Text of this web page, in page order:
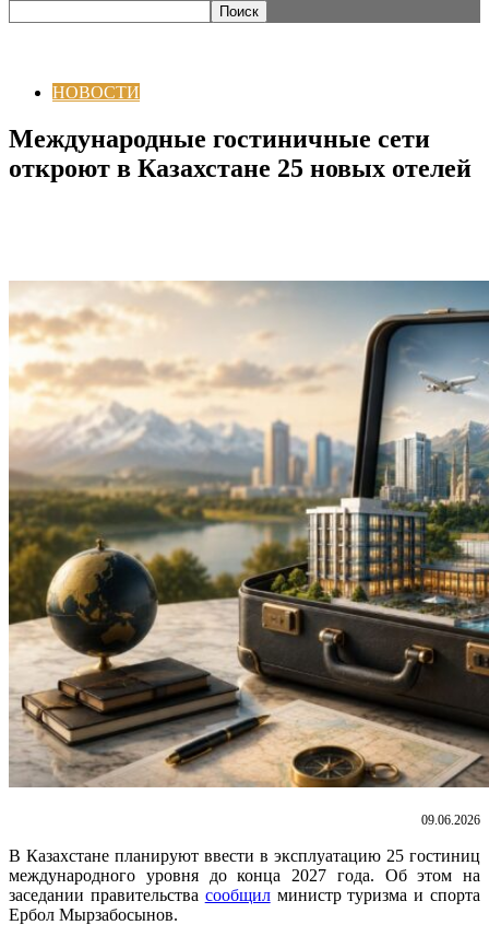
НОВОСТИ
Международные гостиничные сети
откроют в Казахстане 25 новых отелей
09.06.2026
В Казахстане планируют ввести в эксплуатацию 25 гостиниц
международного уровня до конца 2027 года. Об этом на
заседании правительства сообщилминистр туризма и спорта
Ербол Мырзабосынов.